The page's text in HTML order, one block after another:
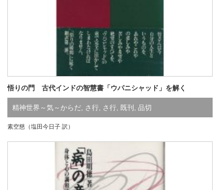
悟りの門 古代インドの智慧書「ウパニシャッド」を解く
精神世界～気～からだ, さ行, さ行, 既刊 , 品切
素空慈（塩田今日子 訳）